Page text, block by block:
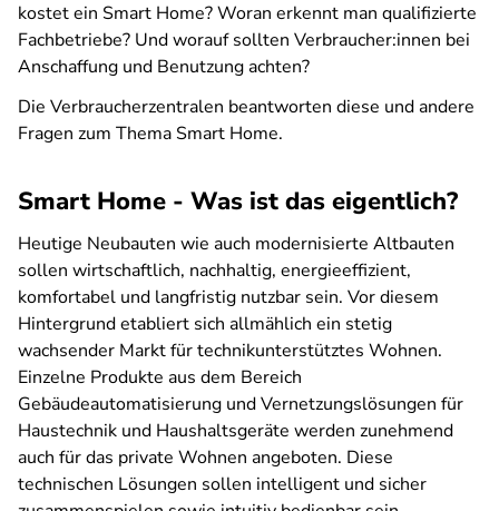
kostet ein Smart Home? Woran erkennt man qualifizierte
Fachbetriebe? Und worauf sollten Verbraucher:innen bei
Anschaffung und Benutzung achten?
Die Verbraucherzentralen beantworten diese und andere
Fragen zum Thema Smart Home.
Smart Home - Was ist das eigentlich?
Heutige Neubauten wie auch modernisierte Altbauten
sollen wirtschaftlich, nachhaltig, energieeffizient,
komfortabel und langfristig nutzbar sein. Vor diesem
Hintergrund etabliert sich allmählich ein stetig
wachsender Markt für technikunterstütztes Wohnen.
Einzelne Produkte aus dem Bereich
Gebäudeautomatisierung und Vernetzungslösungen für
Haustechnik und Haushaltsgeräte werden zunehmend
auch für das private Wohnen angeboten. Diese
technischen Lösungen sollen intelligent und sicher